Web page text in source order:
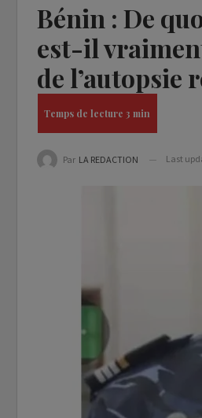
Bénin : De
est-il
de l’autopsie
Par LA REDACTION Last